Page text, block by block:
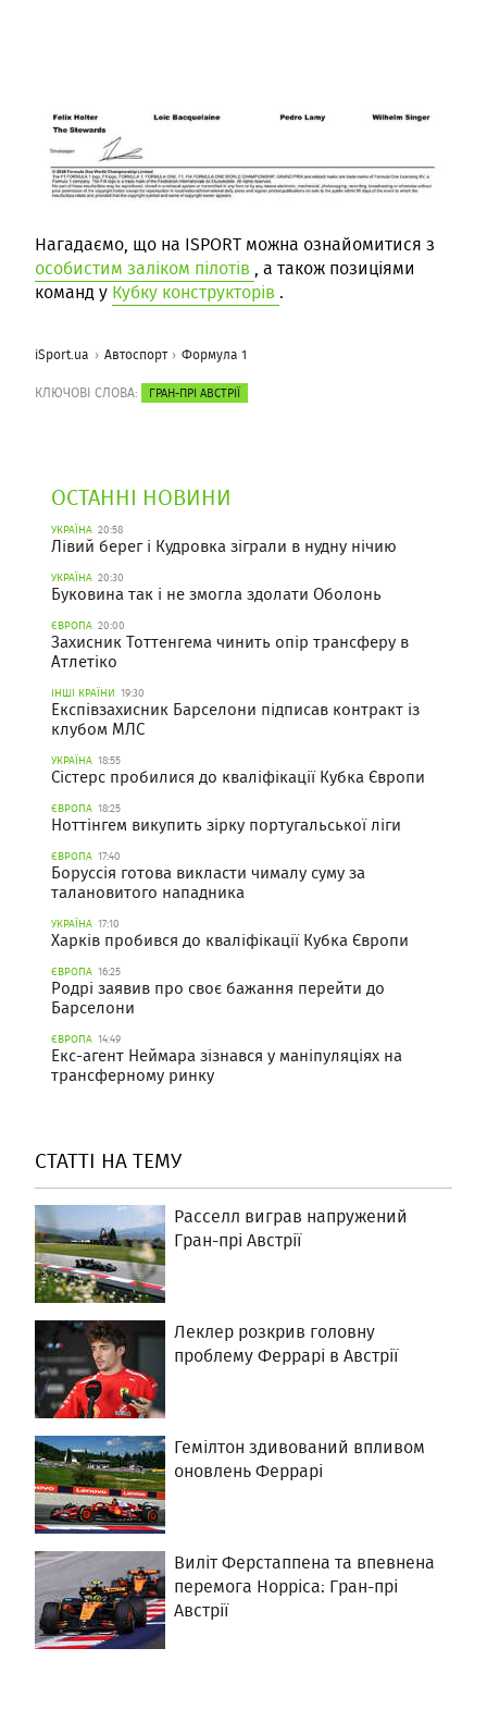
Нагадаємо, що на ISPORT можна ознайомитися з
особистим заліком пілотів , а також позиціями
команд у Кубку конструкторів .
iSport.ua Автоспорт Формула 1
КЛЮЧОВІ СЛОВА: ГРАН-ПРІ АВСТРІЇ
ОСТАННІ НОВИНИ
УКРАЇНА 20:58
Лівий берег і Кудровка зіграли в нудну нічию
УКРАЇНА 20:30
Буковина так і не змогла здолати Оболонь
ЄВРОПА 20:00
Захисник Тоттенгема чинить опір трансферу в
Атлетіко
ІНШІ КРАЇНИ 19:30
Експівзахисник Барселони підписав контракт із
клубом МЛС
УКРАЇНА 18:55
Сістерс пробилися до кваліфікації Кубка Європи
ЄВРОПА 18:25
Ноттінгем викупить зірку португальської ліги
ЄВРОПА 17:40
Боруссія готова викласти чималу суму за
талановитого нападника
УКРАЇНА 17:10
Харків пробився до кваліфікації Кубка Європи
ЄВРОПА 16:25
Родрі заявив про своє бажання перейти до
Барселони
ЄВРОПА 14:49
Екс-агент Неймара зізнався у маніпуляціях на
трансферному ринку
СТАТТІ НА ТЕМУ
Расселл виграв напружений
Гран-прі Австрії
Леклер розкрив головну
проблему Феррарі в Австрії
Гемілтон здивований впливом
оновлень Феррарі
Виліт Ферстаппена та впевнена
перемога Норріса: Гран-прі
Австрії